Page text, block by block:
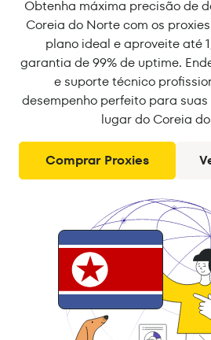
Obtenha máxima precisão de
Coreia do Norte com os
plano ideal e aproveite até
garantia de 99% de uptime.
e suporte técnico
desempenho perfeito para
lugar do Coreia
Comprar Proxies